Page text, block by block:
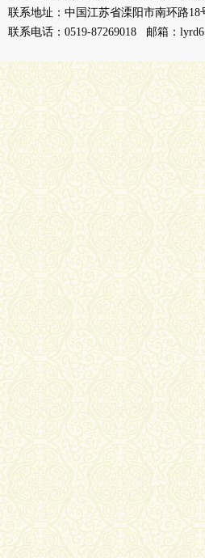
联系地址：中国江苏省溧阳市南环路18
联系电话：0519-87269018 邮箱：